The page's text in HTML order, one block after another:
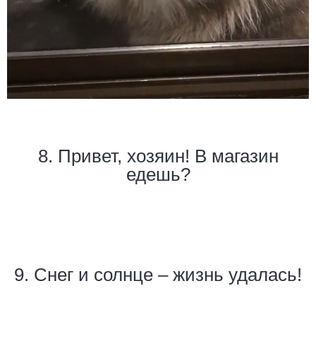
8. Привет, хозяин! В магазин
едешь?
9. Снег и солнце – жизнь удалась!